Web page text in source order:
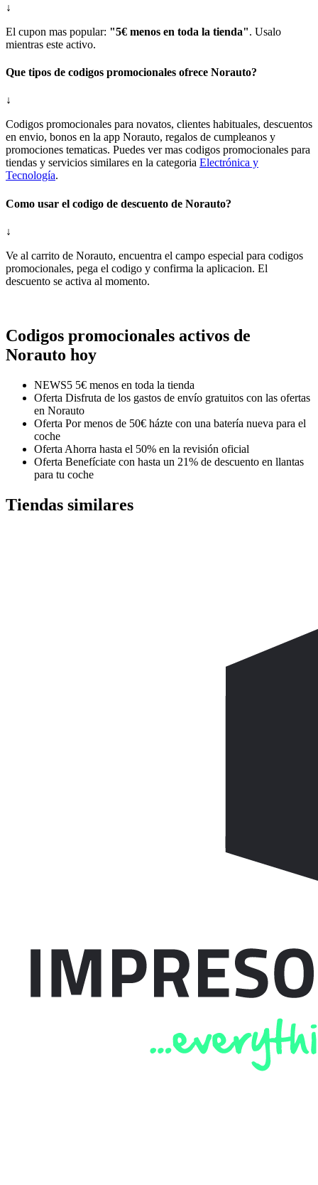
↓
El cupon mas popular: "5€ menos en toda la tienda". Usalo
mientras este activo.
Que tipos de codigos promocionales ofrece Norauto?
↓
Codigos promocionales para novatos, clientes habituales, descuentos
en envio, bonos en la app Norauto, regalos de cumpleanos y
promociones tematicas. Puedes ver mas codigos promocionales para
tiendas y servicios similares en la categoria Electrónica y
Tecnología.
Como usar el codigo de descuento de Norauto?
↓
Ve al carrito de Norauto, encuentra el campo especial para codigos
promocionales, pega el codigo y confirma la aplicacion. El
descuento se activa al momento.
Codigos promocionales activos de
Norauto hoy
NEWS5 5€ menos en toda la tienda
Oferta Disfruta de los gastos de envío gratuitos con las ofertas
en Norauto
Oferta Por menos de 50€ házte con una batería nueva para el
coche
Oferta Ahorra hasta el 50% en la revisión oficial
Oferta Benefíciate con hasta un 21% de descuento en llantas
para tu coche
Tiendas similares